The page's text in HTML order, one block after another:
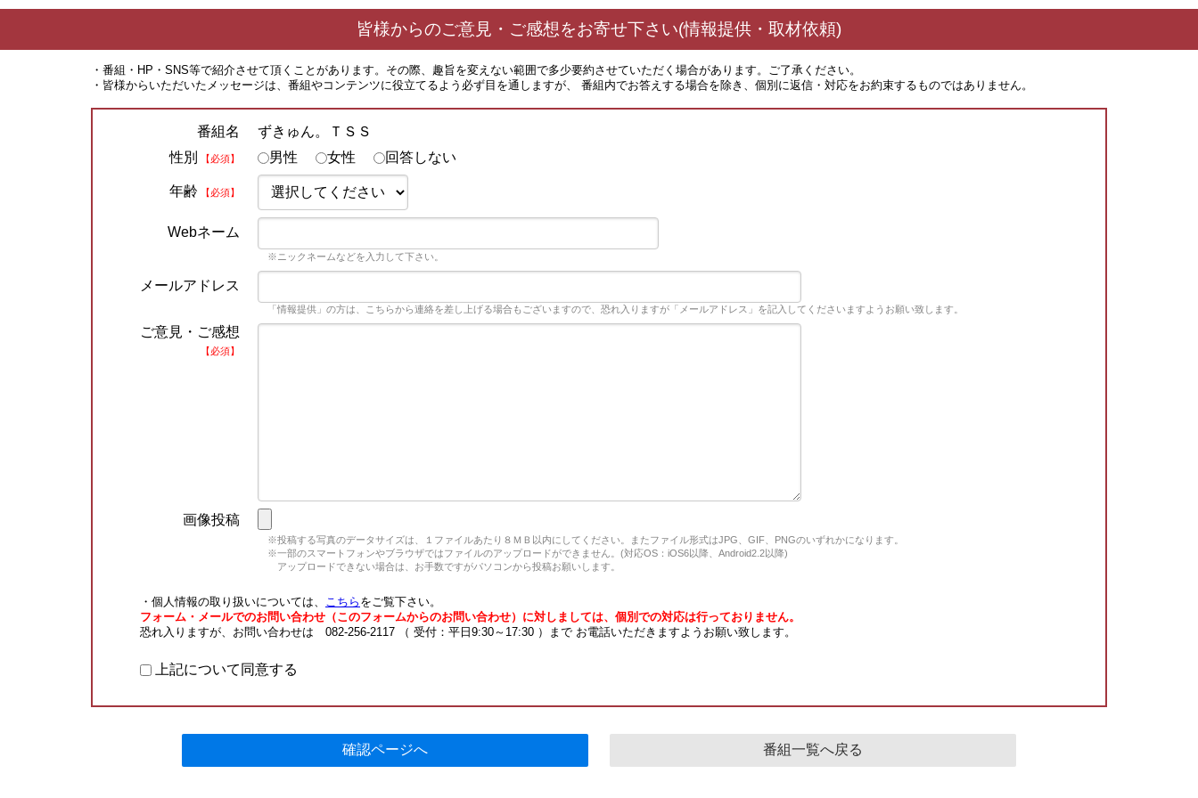
皆様からのご意見・ご感想をお寄せ下さい(情報提供・取材依頼)
・番組・HP・SNS等で紹介させて頂くことがあります。その際、趣旨を変えない範囲で多少要約させていただく場合があります。ご了承ください。
・皆様からいただいたメッセージは、番組やコンテンツに役立てるよう必ず目を通しますが、 番組内でお答えする場合を除き、個別に返信・対応をお約束するものではありません。
番組名
ずきゅん。ＴＳＳ
性別
【必須】 男性 女性 回答しない
年齢 【必須】
Webネーム
※ニックネームなどを入力して下さい。
メールアドレス
「情報提供」の方は、こちらから連絡を差し上げる場合もございますので、恐れ入りますが「メールアドレス」を記入してくださいますようお願い致します。
ご意見・ご感想
【必須】
画像投稿
※投稿する写真のデータサイズは、１ファイルあたり８ＭＢ以内にしてください。またファイル形式はJPG、GIF、PNGのいずれかになります。
※一部のスマートフォンやブラウザではファイルのアップロードができません。(対応OS：iOS6以降、Android2.2以降)
アップロードできない場合は、お手数ですがパソコンから投稿お願いします。
・個人情報の取り扱いについては、 こちら をご覧下さい。
フォーム・メールでのお問い合わせ（このフォームからのお問い合わせ）に対しましては、個別での対応は行っておりません。
恐れ入りますが、お問い合わせは 082-256-2117 （ 受付：平日9:30～17:30 ）まで お電話いただきますようお願い致します。
上記について同意する
確認ページへ 番組一覧へ戻る